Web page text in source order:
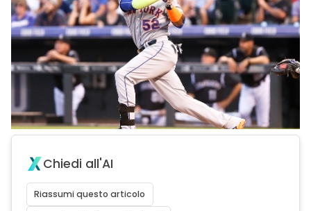
Chiedi all'AI
Riassumi questo articolo